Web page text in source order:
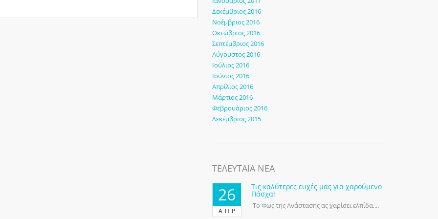
Δεκέμβριος 2016
Νοέμβριος 2016
Οκτώβριος 2016
Σεπτέμβριος 2016
Αύγουστος 2016
Ιούλιος 2016
Ιούνιος 2016
Απρίλιος 2016
Μάρτιος 2016
Φεβρουάριος 2016
Δεκέμβριος 2015
ΤΕΛΕΥΤΑΙΑ ΝΕΑ
26
ΑΠΡ
Τις καλύτερες ευχές μας για χαρούμενο
Πάσχα!
Το Φως της Ανάστασης ας χαρίσει ελπίδα,...